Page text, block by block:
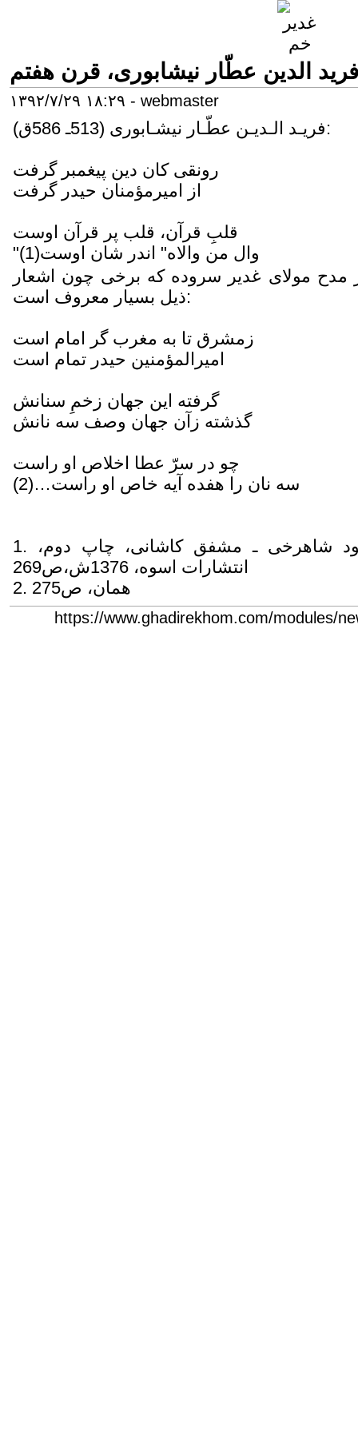
فريد الدين عطّار نیشابورى، قرن هفتم
۱۳۹۲/۷/۲۹ ۱۸:۲۹ - webmaster
فريـد الـديـن عطّـار نيشـابورى (513ـ 586ق):
رونقى كان دين پيغمبر گرفت
از اميرمؤمنان حيدر گرفت
قلبِ قرآن، قلب پر قرآن اوست
"وال من والاه" اندر شان اوست(1)
مدح مولاى غدير سروده كه برخى چون اشعار
ذيل بسيار معروف است:
زمشرق تا به مغرب گر امام است
اميرالمؤمنين حيدر تمام است
گرفته اين جهان زخمِ سنانش
گذشته زآن جهان وصف سه نانش
چو در سرّ عطا اخلاص او راست
سه نان را هفده آيه خاص او راست…(2)
1. آينه آفتاب، گردآورندگان: محمود شاهرخى ـ مشفق كاشانى، چاپ دوم،
انتشارات اسوه، 1376ش،ص269
2. همان، ص275
https://www.ghadirekhom.com/modules/